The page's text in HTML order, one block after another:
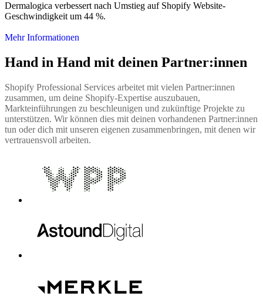
Dermalogica verbessert nach Umstieg auf Shopify Website-
Geschwindigkeit um 44 %.
Mehr Informationen
Hand in Hand mit deinen Partner:innen
Shopify Professional Services arbeitet mit vielen Partner:innen
zusammen, um deine Shopify-Expertise auszubauen,
Markteinführungen zu beschleunigen und zukünftige Projekte zu
unterstützen. Wir können dies mit deinen vorhandenen Partner:innen
tun oder dich mit unseren eigenen zusammenbringen, mit denen wir
vertrauensvoll arbeiten.